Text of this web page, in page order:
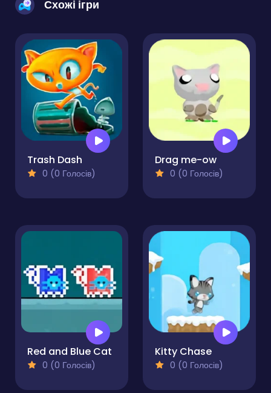
Схожі ігри
Trash Dash
0 (0 Голосів)
Drag me-ow
0 (0 Голосів)
Red and Blue Cat
0 (0 Голосів)
Kitty Chase
0 (0 Голосів)